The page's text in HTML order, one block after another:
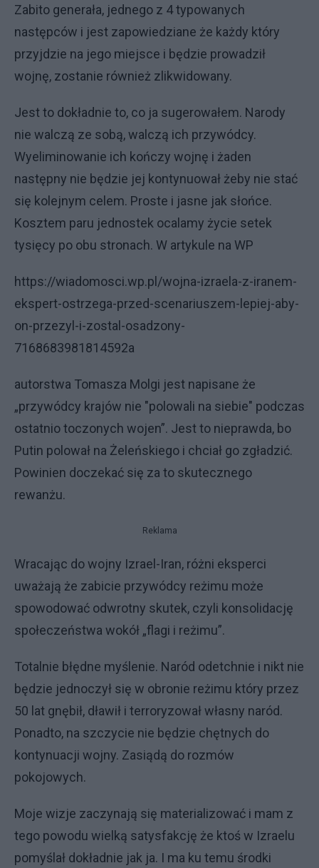
Zabito generała, jednego z 4 typowanych
następców i jest zapowiedziane że każdy który
przyjdzie na jego miejsce i będzie prowadził
wojnę, zostanie również zlikwidowany.
Jest to dokładnie to, co ja sugerowałem. Narody
nie walczą ze sobą, walczą ich przywódcy.
Wyeliminowanie ich kończy wojnę i żaden
następny nie będzie jej kontynuował żeby nie stać
się kolejnym celem. Proste i jasne jak słońce.
Kosztem paru jednostek ocalamy życie setek
tysięcy po obu stronach. W artykule na WP
https://wiadomosci.wp.pl/wojna-izraela-z-iranem-
ekspert-ostrzega-przed-scenariuszem-lepiej-aby-
on-przezyl-i-zostal-osadzony-
7168683981814592a
autorstwa Tomasza Molgi jest napisane że
„przywódcy krajów nie "polowali na siebie" podczas
ostatnio toczonych wojen”. Jest to nieprawda, bo
Putin polował na Żeleńskiego i chciał go zgładzić.
Powinien doczekać się za to skutecznego
rewanżu.
Reklama
Wracając do wojny Izrael-Iran, różni eksperci
uważają że zabicie przywódcy reżimu może
spowodować odwrotny skutek, czyli konsolidację
społeczeństwa wokół „flagi i reżimu”.
Totalnie błędne myślenie. Naród odetchnie i nikt nie
będzie jednoczył się w obronie reżimu który przez
50 lat gnębił, dławił i terroryzował własny naród.
Ponadto, na szczycie nie będzie chętnych do
kontynuacji wojny. Zasiądą do rozmów
pokojowych.
Moje wizje zaczynają się materializować i mam z
tego powodu wielką satysfakcję że ktoś w Izraelu
pomyślał dokładnie jak ja. I ma ku temu środki